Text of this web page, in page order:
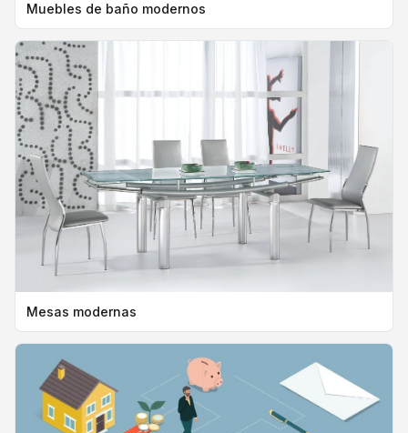
Muebles de baño modernos
Mesas modernas